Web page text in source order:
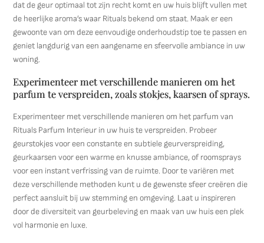
dat de geur optimaal tot zijn recht komt en uw huis blijft vullen met
de heerlijke aroma’s waar Rituals bekend om staat. Maak er een
gewoonte van om deze eenvoudige onderhoudstip toe te passen en
geniet langdurig van een aangename en sfeervolle ambiance in uw
woning.
Experimenteer met verschillende manieren om het
parfum te verspreiden, zoals stokjes, kaarsen of sprays.
Experimenteer met verschillende manieren om het parfum van
Rituals Parfum Interieur in uw huis te verspreiden. Probeer
geurstokjes voor een constante en subtiele geurverspreiding,
geurkaarsen voor een warme en knusse ambiance, of roomsprays
voor een instant verfrissing van de ruimte. Door te variëren met
deze verschillende methoden kunt u de gewenste sfeer creëren die
perfect aansluit bij uw stemming en omgeving. Laat u inspireren
door de diversiteit van geurbeleving en maak van uw huis een plek
vol harmonie en luxe.